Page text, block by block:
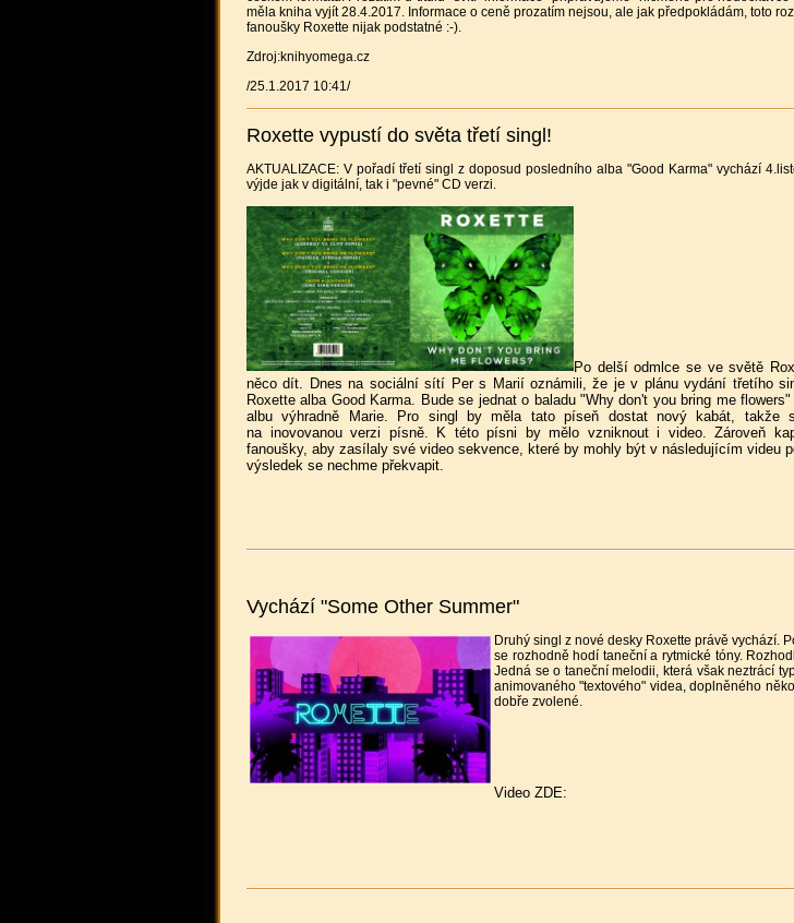
měla kniha vyjít 28.4.2017. Informace o ceně prozatím nejsou, ale jak předpokládám, toto
fanoušky Roxette nijak podstatné :-).
Zdroj:knihyomega.cz
/25.1.2017 10:41/
Roxette vypustí do světa třetí singl!
AKTUALIZACE: V pořadí třetí singl z doposud posledního alba "Good Karma" vychází
výjde jak v digitální, tak i "pevné" CD verzi.
Po delší odmlce se ve světě
něco dít. Dnes na sociální sítí Per s Marií oznámili, že je v plánu vydání třetího
Roxette alba Good Karma. Bude se jednat o baladu "Why don't you bring me
albu výhradně Marie. Pro singl by měla tato píseň dostat nový kabát, takže
na inovovanou verzi písně. K této písni by mělo vzniknout i video. Zároveň
fanoušky, aby zasílaly své video sekvence, které by mohly být v následujícím videu
výsledek se nechme překvapit.
Vychází "Some Other Summer"
Druhý singl z nové desky Roxette právě vychází.
se rozhodně hodí taneční a rytmické tóny.
Jedná se o taneční melodii, která však neztrácí
animovaného "textového" videa, doplněného
dobře zvolené.
Video ZDE: